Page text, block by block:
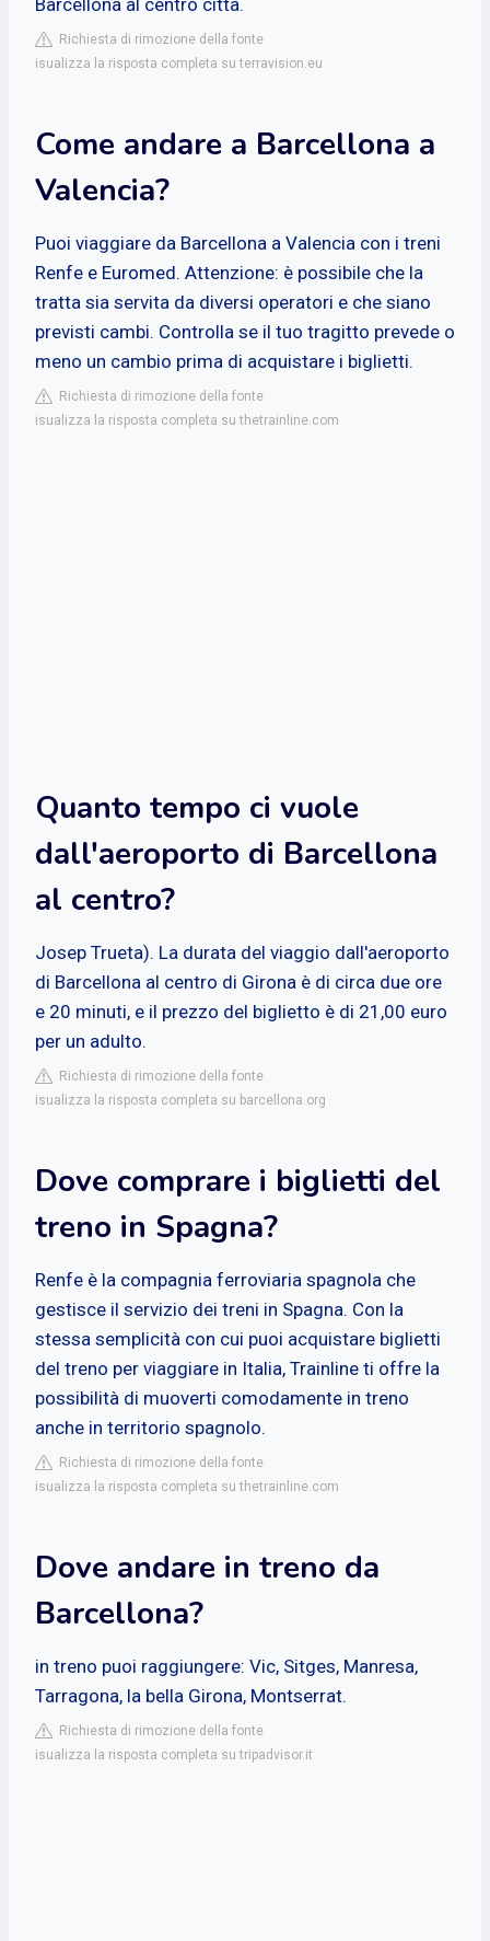
Richiesta di rimozione della fonte
isualizza la risposta completa su terravision.eu
Come andare a Barcellona a
Valencia?
Puoi viaggiare da Barcellona a Valencia con i treni
Renfe e Euromed. Attenzione: è possibile che la
tratta sia servita da diversi operatori e che siano
previsti cambi. Controlla se il tuo tragitto prevede o
meno un cambio prima di acquistare i biglietti.
Richiesta di rimozione della fonte
isualizza la risposta completa su thetrainline.com
Quanto tempo ci vuole
dall'aeroporto di Barcellona
al centro?
Josep Trueta). La durata del viaggio dall'aeroporto
di Barcellona al centro di Girona è di circa due ore
e 20 minuti, e il prezzo del biglietto è di 21,00 euro
per un adulto.
Richiesta di rimozione della fonte
isualizza la risposta completa su barcellona.org
Dove comprare i biglietti del
treno in Spagna?
Renfe è la compagnia ferroviaria spagnola che
gestisce il servizio dei treni in Spagna. Con la
stessa semplicità con cui puoi acquistare biglietti
del treno per viaggiare in Italia, Trainline ti offre la
possibilità di muoverti comodamente in treno
anche in territorio spagnolo.
Richiesta di rimozione della fonte
isualizza la risposta completa su thetrainline.com
Dove andare in treno da
Barcellona?
in treno puoi raggiungere: Vic, Sitges, Manresa,
Tarragona, la bella Girona, Montserrat.
Richiesta di rimozione della fonte
isualizza la risposta completa su tripadvisor.it